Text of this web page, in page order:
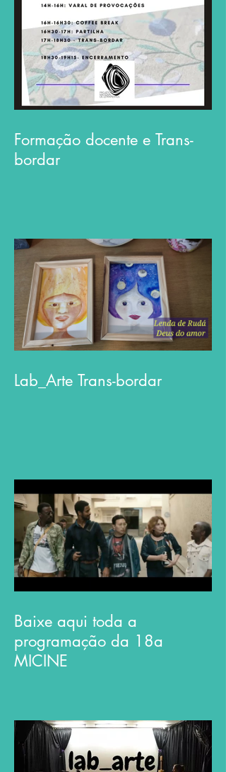
Formação docente e Trans-
bordar
Lab_Arte Trans-bordar
Baixe aqui toda a
programação da 18a
MICINE